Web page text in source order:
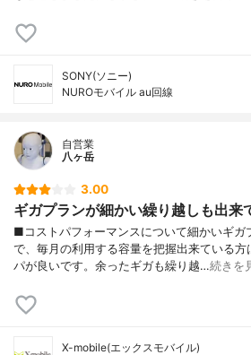
SONY(ソニー)
NUROモバイル au回線
自営業
八ヶ岳
3.00
ギガプランが細かい繰り越しも出来
■コストパフォーマンスについて細かいギガ
で、毎月の利用する容量を把握出来ている方
パが良いです。余ったギガも繰り越…続きを
X-mobile(エックスモバイル)